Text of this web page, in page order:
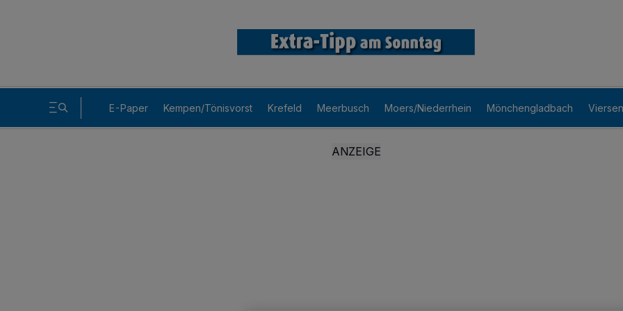
E-Paper Kempen/Tönisvorst Krefeld Meerbusch Moers/Niederrhein Mönchengladbach Viersen